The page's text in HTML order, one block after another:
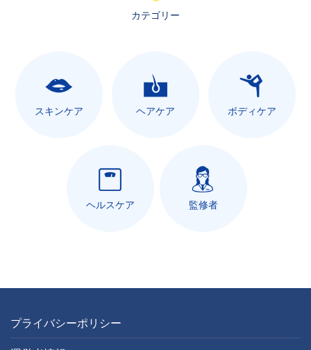
カテゴリー
スキンケア ヘアケア ボディケア
ヘルスケア 監修者
プライバシーポリシー